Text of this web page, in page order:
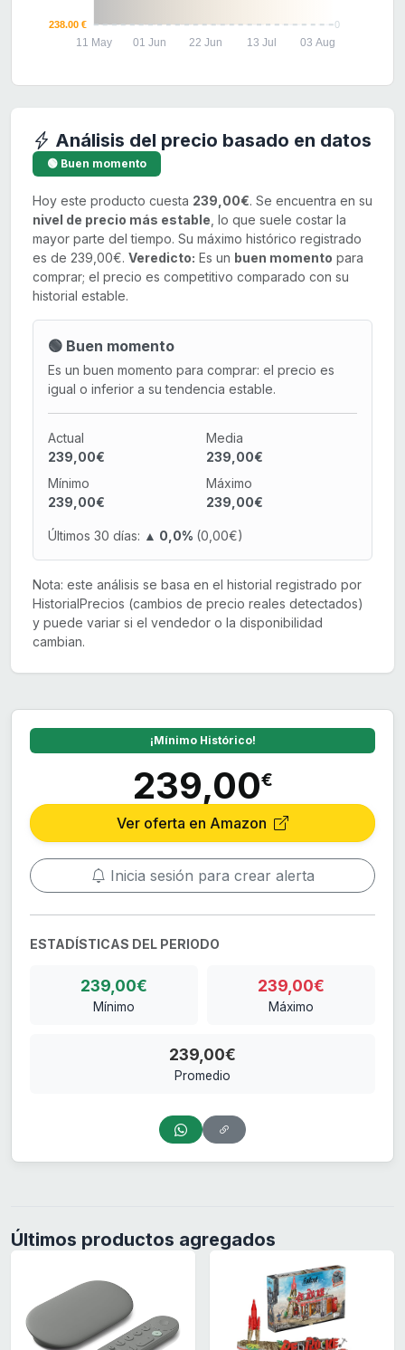
0
238.00 €
11 May 01 Jun 22 Jun 13 Jul 03 Aug
Análisis del precio basado en datos
🟢 Buen momento
Hoy este producto cuesta 239,00€. Se encuentra en su
nivel de precio más estable , lo que suele costar la
mayor parte del tiempo. Su máximo histórico registrado
es de 239,00€. Veredicto: Es un buen momento para
comprar; el precio es competitivo comparado con su
historial estable.
🟢 Buen momento
Es un buen momento para comprar: el precio es
igual o inferior a su tendencia estable.
Actual
239,00€
Media
239,00€
Mínimo
239,00€
Máximo
239,00€
Últimos 30 días: ▲ 0,0% (0,00€)
Nota: este análisis se basa en el historial registrado por
HistorialPrecios (cambios de precio reales detectados)
y puede variar si el vendedor o la disponibilidad
cambian.
¡Mínimo Histórico!
239,00€
Ver oferta en Amazon
Inicia sesión para crear alerta
ESTADÍSTICAS DEL PERIODO
239,00€
Mínimo
239,00€
Máximo
239,00€
Promedio
Últimos productos agregados